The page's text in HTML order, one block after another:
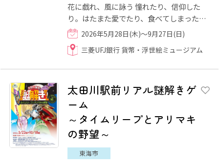
花に戯れ、風に詠う 憧れたり、信仰した
り。はたまた愛でたり、食べてしまった
り。 古くから、私たちにとって身近な小さ
な命である「鳥」。天空...
2026年5月28日(木)～9月27日(日)
三菱UFJ銀行 貨幣・浮世絵ミュージアム
太田川駅前リアル謎解きゲ
ーム
～タイムリープとアリマキ
の野望～
東海市